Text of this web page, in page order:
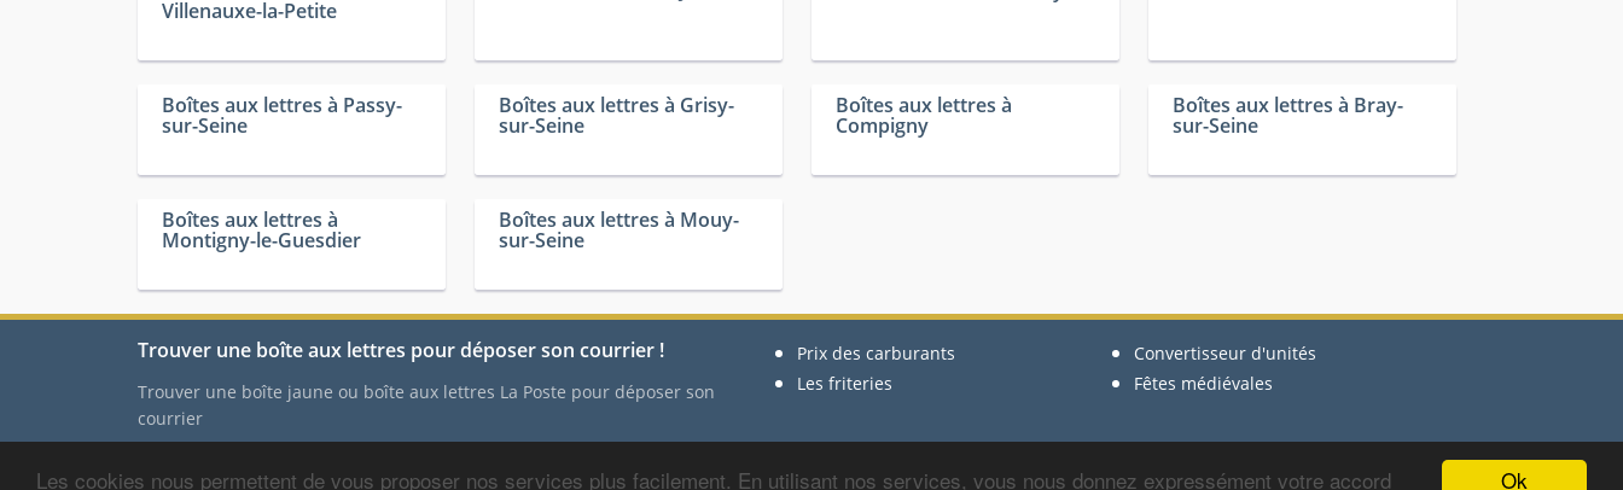
Ok
Les cookies nous permettent de vous proposer nos services plus facilement. En utilisant nos services, vous nous donnez expressément votre accord
Villenauxe-la-Petite
Boîtes aux lettres à Passy-
sur-Seine
Boîtes aux lettres à Grisy-
sur-Seine
Boîtes aux lettres à
Compigny
Boîtes aux lettres à Bray-
sur-Seine
Boîtes aux lettres à
Montigny-le-Guesdier
Boîtes aux lettres à Mouy-
sur-Seine
Trouver une boîte aux lettres pour déposer son courrier !
Trouver une boîte jaune ou boîte aux lettres La Poste pour déposer son
courrier
Prix des carburants
Les friteries
Convertisseur d'unités
Fêtes médiévales